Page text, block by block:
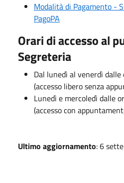
Modalità di Pagamento -
PagoPA
Orari di accesso al
Segreteria
Dal lunedì al venerdì
(accesso libero senza
Lunedì e mercoledì dalle
(accesso con
Ultimo aggiornamento: 6